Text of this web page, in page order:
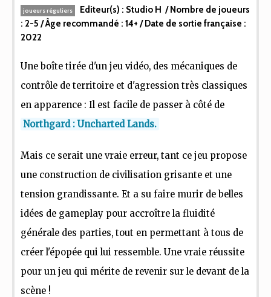
joueurs réguliers Editeur(s) : Studio H / Nombre de joueurs
: 2-5 / Âge recommandé : 14+ / Date de sortie française :
2022
Une boîte tirée d'un jeu vidéo, des mécaniques de
contrôle de territoire et d'agression très classiques
en apparence : Il est facile de passer à côté de
Northgard : Uncharted Lands.
Mais ce serait une vraie erreur, tant ce jeu propose
une construction de civilisation grisante et une
tension grandissante. Et a su faire murir de belles
idées de gameplay pour accroître la fluidité
générale des parties, tout en permettant à tous de
créer l'épopée qui lui ressemble. Une vraie réussite
pour un jeu qui mérite de revenir sur le devant de la
scène !